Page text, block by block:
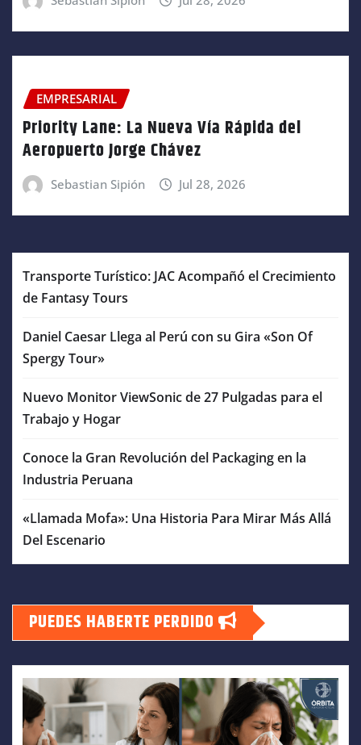
EMPRESARIAL
Priority Lane: La Nueva Vía Rápida del
Aeropuerto Jorge Chávez
Sebastian Sipión Jul 28, 2026
Transporte Turístico: JAC Acompañó el Crecimiento
de Fantasy Tours
Daniel Caesar Llega al Perú con su Gira «Son Of
Spergy Tour»
Nuevo Monitor ViewSonic de 27 Pulgadas para el
Trabajo y Hogar
Conoce la Gran Revolución del Packaging en la
Industria Peruana
«Llamada Mofa»: Una Historia Para Mirar Más Allá
Del Escenario
PUEDES HABERTE PERDIDO